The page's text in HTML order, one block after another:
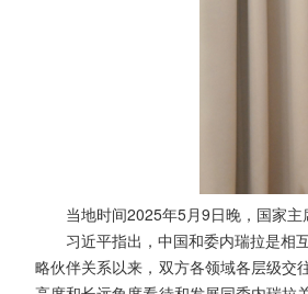
当地时间2025年5月9日晚，国家
习近平指出，中国和委内瑞拉是相
略伙伴关系以来，双方各领域各层级交